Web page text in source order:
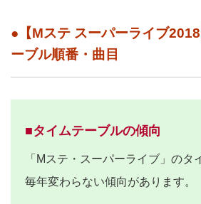
●【Mステ スーパーライブ
ーブル順番・曲目
■タイムテーブルの傾向
「Mステ・スーパーライブ」のタ
毎年変わらない傾向があります。